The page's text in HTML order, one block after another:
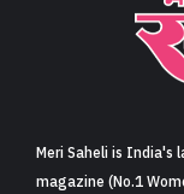
Meri Saheli is India's
magazine (No.1